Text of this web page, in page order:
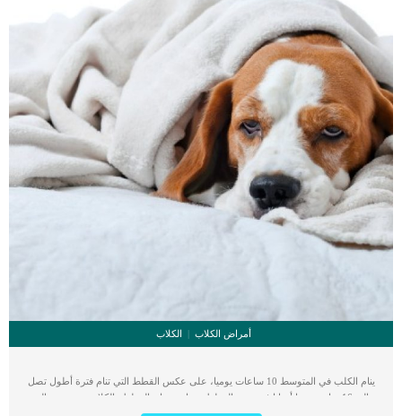
توجه الى العيادة البيطرية […]
أمراض الكلاب الكلاب
ينام الكلب في المتوسط 10 ساعات يوميا، على عكس القطط التي تنام فترة أطول تصل
إلى 16 ساعة يوميا أحيانا في بعض القطط، مما يعني ان القطط والكلاب تقضي حوالي
50% من أعمارها في النوم. برغم أن عدد ساعات نوم الكلاب تعد أطول من عدد ساعات